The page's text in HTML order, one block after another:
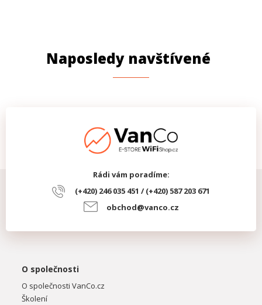
Naposledy navštívené
Rádi vám poradíme:
(+420) 246 035 451 / (+420) 587 203 671
obchod@vanco.cz
O společnosti
O společnosti VanCo.cz
Školení